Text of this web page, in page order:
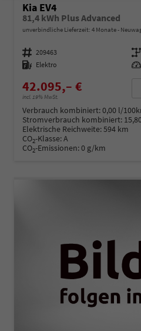
Kia EV4
81,4 kWh Plus Advanced
unverbindliche Lieferzeit: 4 Monate
Fahrzeugnummer 209463 Getriebe
Kraftstoff Elektro Leistung
42.095,– €
incl. 19% MwSt.
Verbrauch kombiniert:0,00 l/
Stromverbrauch kombiniert:
Elektrische Reichweite:594 km
CO2-Klasse:A
CO2-Emissionen:0 g/km